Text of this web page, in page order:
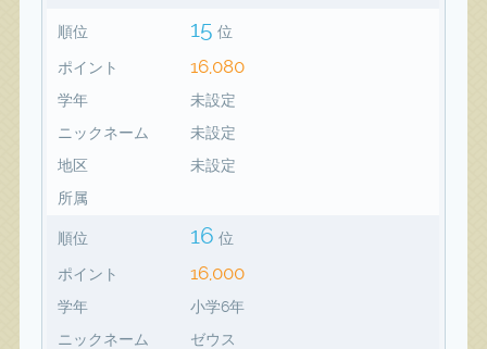
順位 15 位
ポイント 16,080
学年
未設定
ニックネーム
未設定
地区
未設定
所属
順位 16 位
ポイント 16,000
学年
小学6年
ニックネーム
ゼウス